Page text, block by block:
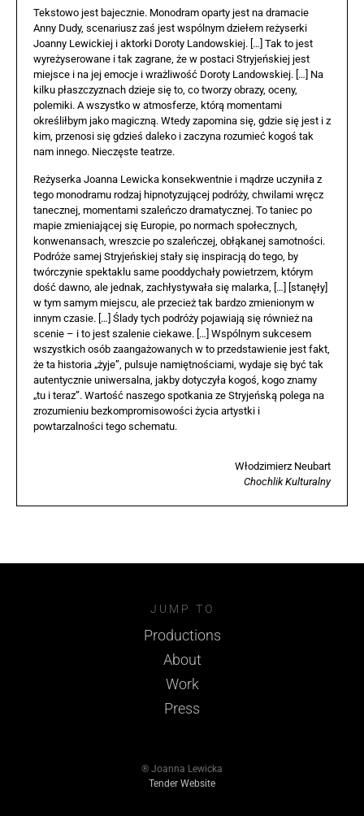
Tekstowo jest bajecznie. Monodram oparty jest na dramacie
Anny Dudy, scenariusz zaś jest wspólnym dziełem reżyserki
Joanny Lewickiej i aktorki Doroty Landowskiej. […] Tak to jest
wyreżyserowane i tak zagrane, że w postaci Stryjeńskiej jest
miejsce i na jej emocje i wrażliwość Doroty Landowskiej. […] Na
kilku płaszczyznach dzieje się to, co tworzy obrazy, oceny,
polemiki. A wszystko w atmosferze, którą momentami
określiłbym jako magiczną. Wtedy zapomina się, gdzie się jest i z
kim, przenosi się gdzieś daleko i zaczyna rozumieć kogoś tak
nam innego. Nieczęste teatrze.
Reżyserka Joanna Lewicka konsekwentnie i mądrze uczyniła z
tego monodramu rodzaj hipnotyzującej podróży, chwilami wręcz
tanecznej, momentami szaleńczo dramatycznej. To taniec po
mapie zmieniającej się Europie, po normach społecznych,
konwenansach, wreszcie po szaleńczej, obłąkanej samotności.
Podróże samej Stryjeńskiej stały się inspiracją do tego, by
twórczynie spektaklu same pooddychały powietrzem, którym
dość dawno, ale jednak, zachłystywała się malarka, […] [stanęły]
w tym samym miejscu, ale przecież tak bardzo zmienionym w
innym czasie. […] Ślady tych podróży pojawiają się również na
scenie – i to jest szalenie ciekawe. […] Wspólnym sukcesem
wszystkich osób zaangażowanych w to przedstawienie jest fakt,
że ta historia „żyje”, pulsuje namiętnościami, wydaje się być tak
autentycznie uniwersalna, jakby dotyczyła kogoś, kogo znamy
„tu i teraz”. Wartość naszego spotkania ze Stryjeńską polega na
zrozumieniu bezkompromisowości życia artystki i
powtarzalności tego schematu.
Włodzimierz Neubart
Chochlik Kulturalny
JUMP TO
Productions
About
Work
Press
® Joanna Lewicka
Tender Website